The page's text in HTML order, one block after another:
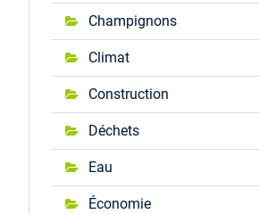
Champignons
Climat
Construction
Déchets
Eau
Économie